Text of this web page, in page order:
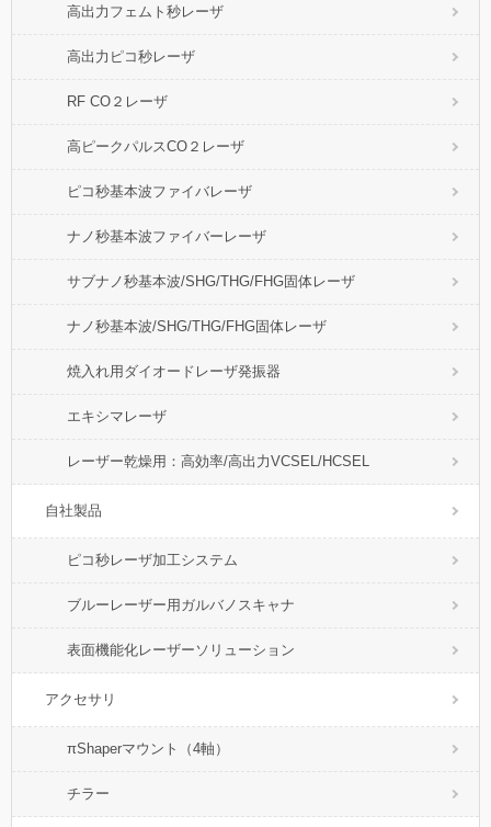
高出力フェムト秒レーザ
高出力ピコ秒レーザ
RF CO２レーザ
高ピークパルスCO２レーザ
ピコ秒基本波ファイバレーザ
ナノ秒基本波ファイバーレーザ
サブナノ秒基本波/SHG/THG/FHG固体レーザ
ナノ秒基本波/SHG/THG/FHG固体レーザ
焼入れ用ダイオードレーザ発振器
エキシマレーザ
レーザー乾燥用：高効率/高出力VCSEL/HCSEL
自社製品
ピコ秒レーザ加工システム
ブルーレーザー用ガルバノスキャナ
表面機能化レーザーソリューション
アクセサリ
πShaperマウント（4軸）
チラー